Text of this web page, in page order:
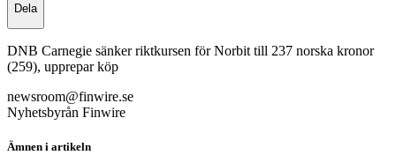
Dela
DNB Carnegie sänker riktkursen för Norbit till 237 norska kronor
(259), upprepar köp
newsroom@finwire.se
Nyhetsbyrån Finwire
Ämnen i artikeln